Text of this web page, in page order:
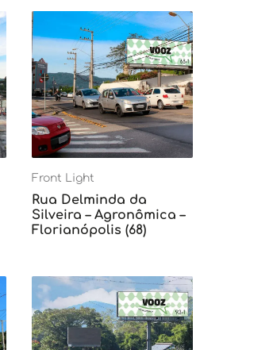
Front Light
Rua Delminda da
Silveira – Agronômica –
Florianópolis (68)